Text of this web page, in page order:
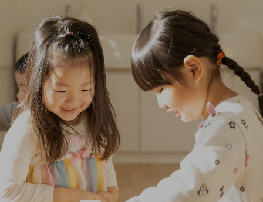
「すくすく子育て」でリトルスター保育園が紹介されま
各園のブログ
2026.08.06 赤しそジュース作り～にじ組～2026.08.0
5 【そら組】誕生会
一覧を見る